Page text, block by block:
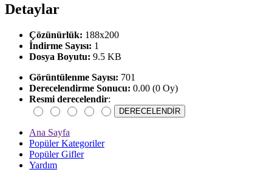
Detaylar
Çözünürlük: 188x200
İndirme Sayısı: 1
Dosya Boyutu: 9.5 KB
Görüntülenme Sayısı: 701
Derecelendirme Sonucu: 0.00 (0 Oy)
Resmi derecelendir:
Ana Sayfa
Popüler Kategoriler
Popüler Gifler
Yardım